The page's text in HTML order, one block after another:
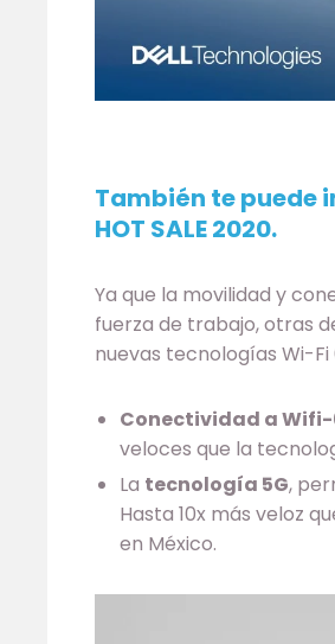
También te puede
HOT SALE 2020.
Ya que la movilidad y
fuerza de trabajo, otras
nuevas tecnologías Wi-Fi
Conectividad a
veloces que la
La tecnología 5G,
Hasta 10x más veloz
en México.